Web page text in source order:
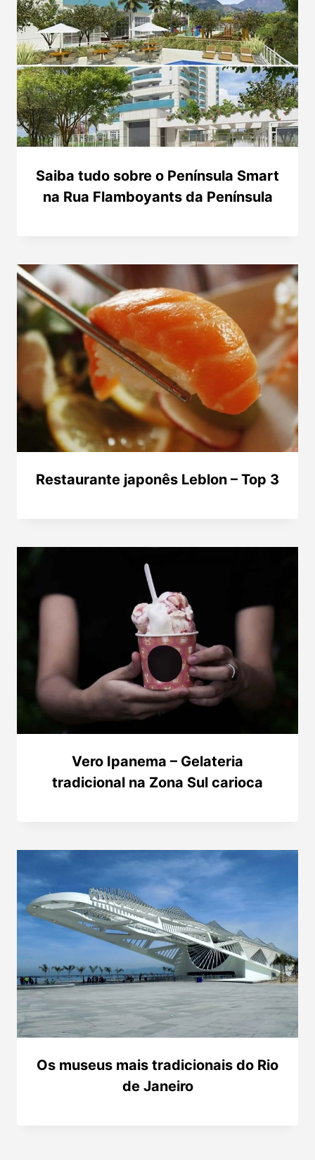
Saiba tudo sobre o Península Smart
na Rua Flamboyants da Península
Restaurante japonês Leblon – Top 3
Vero Ipanema – Gelateria
tradicional na Zona Sul carioca
Os museus mais tradicionais do Rio
de Janeiro